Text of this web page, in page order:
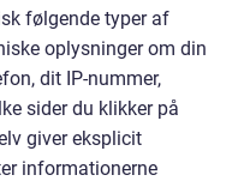
følgende typer af
oplysninger om din
dit IP-nummer,
sider du klikker på
giver eksplicit
informationerne